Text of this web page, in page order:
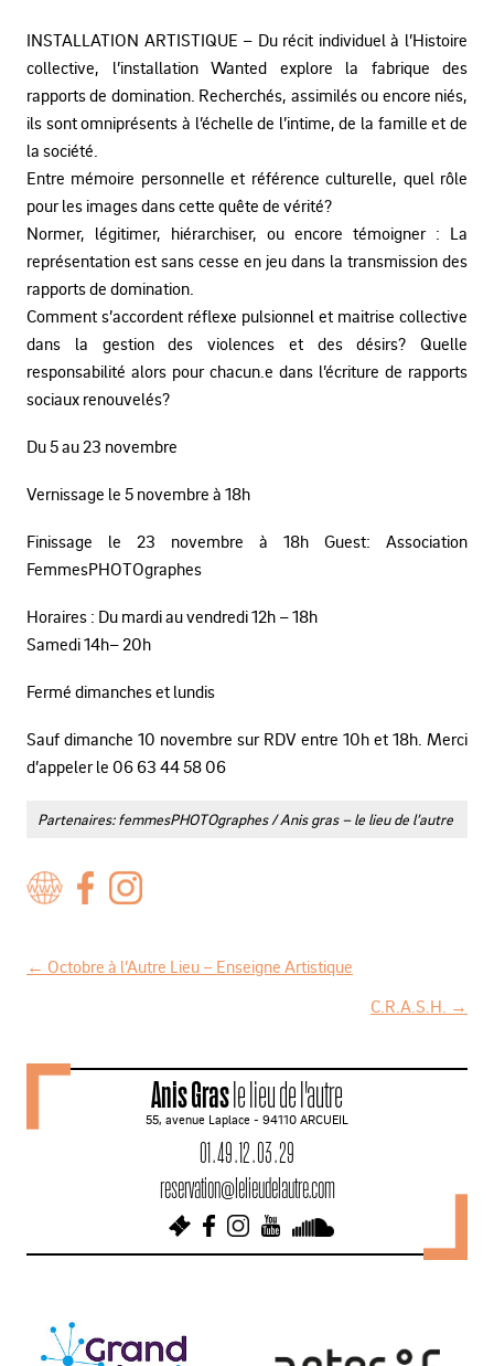
INSTALLATION ARTISTIQUE – Du récit individuel à l’Histoire
collective, l’installation Wanted explore la fabrique des
rapports de domination. Recherchés, assimilés ou encore niés,
ils sont omniprésents à l’échelle de l’intime, de la famille et de
la société.
Entre mémoire personnelle et référence culturelle, quel rôle
pour les images dans cette quête de vérité?
Normer, légitimer, hiérarchiser, ou encore témoigner : La
représentation est sans cesse en jeu dans la transmission des
rapports de domination.
Comment s’accordent réflexe pulsionnel et maitrise collective
dans la gestion des violences et des désirs? Quelle
responsabilité alors pour chacun.e dans l’écriture de rapports
sociaux renouvelés?
Du 5 au 23 novembre
Vernissage le 5 novembre à 18h
Finissage le 23 novembre à 18h Guest: Association
FemmesPHOTOgraphes
Horaires : Du mardi au vendredi 12h – 18h
Samedi 14h– 20h
Fermé dimanches et lundis
Sauf dimanche 10 novembre sur RDV entre 10h et 18h. Merci
d’appeler le 06 63 44 58 06
Partenaires: femmesPHOTOgraphes / Anis gras – le lieu de l’autre
v
g
o
← Octobre à l’Autre Lieu – Enseigne Artistique
C.R.A.S.H. →
Anis Gras le lieu de l'autre
55, avenue Laplace - 94110 ARCUEIL
01 . 49 . 12 . 03 . 29
reservation@lelieudelautre.com